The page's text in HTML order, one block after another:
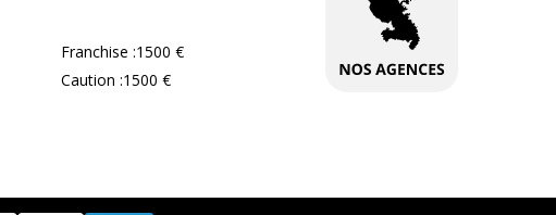
Franchise :1500 €
Caution :1500 €